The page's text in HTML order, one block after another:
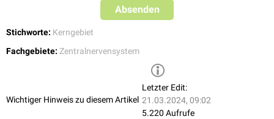
Absenden
Stichworte: Kerngebiet
Fachgebiete: Zentralnervensystem
Wichtiger Hinweis zu diesem Artikel
Letzter Edit:
21.03.2024, 09:02
5.220 Aufrufe